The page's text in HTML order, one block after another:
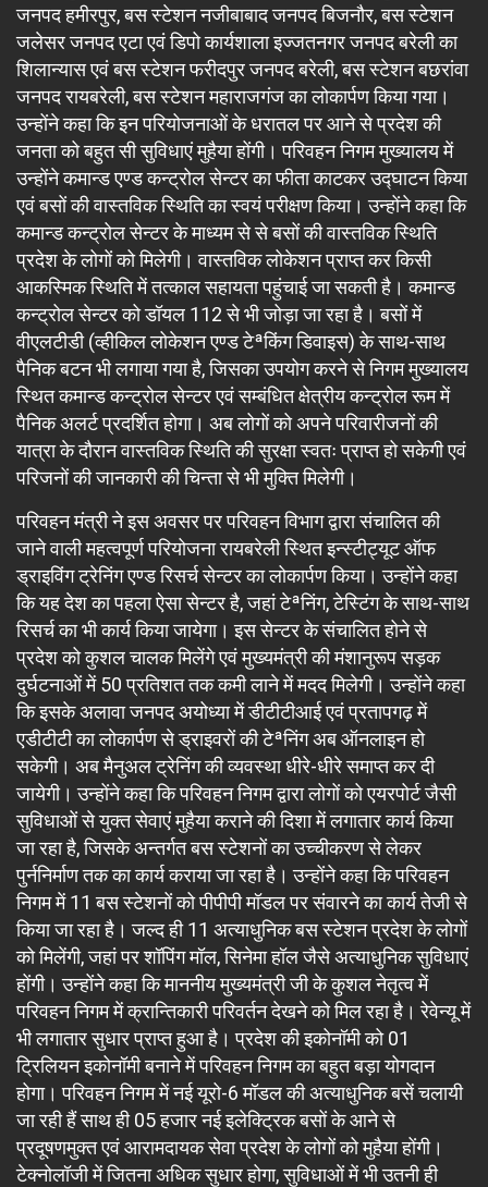
जनपद हमीरपुर, बस स्टेशन नजीबाबाद जनपद बिजनौर, बस स्टेशन
जलेसर जनपद एटा एवं डिपो कार्यशाला इज्जतनगर जनपद बरेली का
शिलान्यास एवं बस स्टेशन फरीदपुर जनपद बरेली, बस स्टेशन बछरांवा
जनपद रायबरेली, बस स्टेशन महाराजगंज का लोकार्पण किया गया।
उन्होंने कहा कि इन परियोजनाओं के धरातल पर आने से प्रदेश की
जनता को बहुत सी सुविधाएं मुहैया होंगी। परिवहन निगम मुख्यालय में
उन्होंने कमान्ड एण्ड कन्ट्रोल सेन्टर का फीता काटकर उद्घाटन किया
एवं बसों की वास्तविक स्थिति का स्वयं परीक्षण किया। उन्होंने कहा कि
कमान्ड कन्ट्रोल सेन्टर के माध्यम से से बसों की वास्तविक स्थिति
प्रदेश के लोगों को मिलेगी। वास्तविक लोकेशन प्राप्त कर किसी
आकस्मिक स्थिति में तत्काल सहायता पहुंचाई जा सकती है। कमान्ड
कन्ट्रोल सेन्टर को डॉयल 112 से भी जोड़ा जा रहा है। बसों में
वीएलटीडी (व्हीकिल लोकेशन एण्ड टेªकिंग डिवाइस) के साथ-साथ
पैनिक बटन भी लगाया गया है, जिसका उपयोग करने से निगम मुख्यालय
स्थित कमान्ड कन्ट्रोल सेन्टर एवं सम्बंधित क्षेत्रीय कन्ट्रोल रूम में
पैनिक अलर्ट प्रदर्शित होगा। अब लोगों को अपने परिवारीजनों की
यात्रा के दौरान वास्तविक स्थिति की सुरक्षा स्वतः प्राप्त हो सकेगी एवं
परिजनों की जानकारी की चिन्ता से भी मुक्ति मिलेगी।
परिवहन मंत्री ने इस अवसर पर परिवहन विभाग द्वारा संचालित की
जाने वाली महत्वपूर्ण परियोजना रायबरेली स्थित इन्स्टीट्यूट ऑफ
ड्राइविंग ट्रेनिंग एण्ड रिसर्च सेन्टर का लोकार्पण किया। उन्होंने कहा
कि यह देश का पहला ऐसा सेन्टर है, जहां टेªनिंग, टेस्टिंग के साथ-साथ
रिसर्च का भी कार्य किया जायेगा। इस सेन्टर के संचालित होने से
प्रदेश को कुशल चालक मिलेंगे एवं मुख्यमंत्री की मंशानुरूप सड़क
दुर्घटनाओं में 50 प्रतिशत तक कमी लाने में मदद मिलेगी। उन्होंने कहा
कि इसके अलावा जनपद अयोध्या में डीटीटीआई एवं प्रतापगढ़ में
एडीटीटी का लोकार्पण से ड्राइवरों की टेªनिंग अब ऑनलाइन हो
सकेगी। अब मैनुअल ट्रेनिंग की व्यवस्था धीरे-धीरे समाप्त कर दी
जायेगी। उन्होंने कहा कि परिवहन निगम द्वारा लोगों को एयरपोर्ट जैसी
सुविधाओं से युक्त सेवाएं मुहैया कराने की दिशा में लगातार कार्य किया
जा रहा है, जिसके अन्तर्गत बस स्टेशनों का उच्चीकरण से लेकर
पुर्ननिर्माण तक का कार्य कराया जा रहा है। उन्होंने कहा कि परिवहन
निगम में 11 बस स्टेशनों को पीपीपी मॉडल पर संवारने का कार्य तेजी से
किया जा रहा है। जल्द ही 11 अत्याधुनिक बस स्टेशन प्रदेश के लोगों
को मिलेंगी, जहां पर शॉपिंग मॉल, सिनेमा हॉल जैसे अत्याधुनिक सुविधाएं
होंगी। उन्होंने कहा कि माननीय मुख्यमंत्री जी के कुशल नेतृत्व में
परिवहन निगम में क्रान्तिकारी परिवर्तन देखने को मिल रहा है। रेवेन्यू में
भी लगातार सुधार प्राप्त हुआ है। प्रदेश की इकोनॉमी को 01
ट्रिलियन इकोनॉमी बनाने में परिवहन निगम का बहुत बड़ा योगदान
होगा। परिवहन निगम में नई यूरो-6 मॉडल की अत्याधुनिक बसें चलायी
जा रही हैं साथ ही 05 हजार नई इलेक्ट्रिक बसों के आने से
प्रदूषणमुक्त एवं आरामदायक सेवा प्रदेश के लोगों को मुहैया होंगी।
टेक्नोलॉजी में जितना अधिक सुधार होगा, सुविधाओं में भी उतनी ही